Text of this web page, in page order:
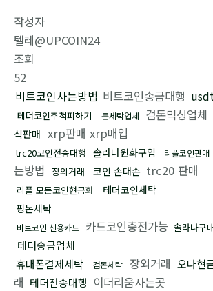
작성자
텔레@UPCOIN24
조회
52
비트코인사는방법 비트코인송금대행
테더코인추척피하기 돈세탁업체 검돈믹싱업체
식판매 xrp판매 xrp매입
trc20코인전송대행 솔라나원화구입 리플코인판매
는방법
장외거래 코인 손대손 trc20 판매
리플 모든코인현금화
테더코인세탁
핑돈세탁
비트코인 신용카드 카드코인충전가능 솔라나구
테더송금업체
휴대폰결제세탁
검돈세탁 장외거래 오다현
래 테더전송대행 이더리움사는곳